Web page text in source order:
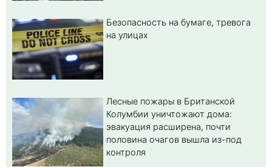
Безопасность на бумаге, тревога
на улицах
Лесные пожары в Британской
Колумбии уничтожают дома:
эвакуация расширена, почти
половина очагов вышла из-под
контроля